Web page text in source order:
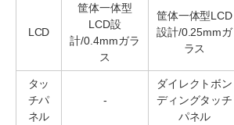
LCD
筐体一体型
LCD設
計/0.4mmガラ
ス
筐体一体型LCD
設計/0.25mmガ
ラス
タッ
チパ
ネル
-
ダイレクトボン
ディングタッチ
パネル